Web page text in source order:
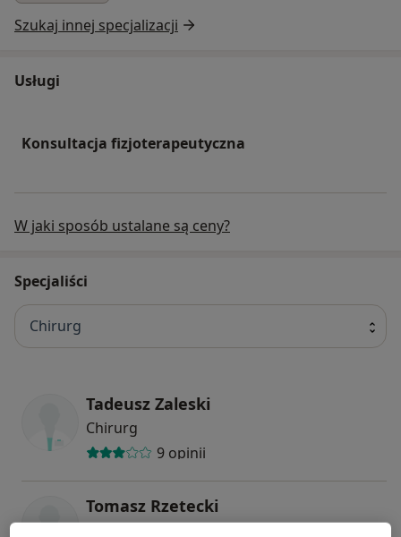
Szukaj innej specjalizacji
Usługi
Konsultacja fizjoterapeutyczna
W jaki sposób ustalane są ceny?
Specjaliści
Chirurg
Tadeusz Zaleski
Chirurg
9 opinii
Tomasz Rzetecki